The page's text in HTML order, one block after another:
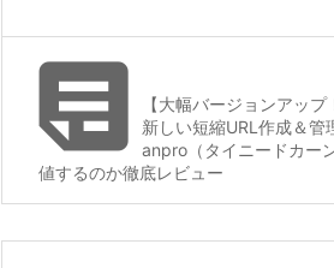
 【大幅バージョンアッ
新しい短縮URL作成＆
anpro（タイニードカー
値するのか徹底レビュー